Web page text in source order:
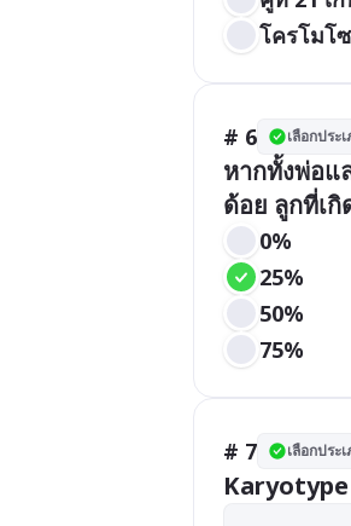
โครโมโ
# 6 เลือกประ
หากทั้งพ่อแ
ด้อย ลูกที่เ
0%
25%
50%
75%
# 7 เลือกประ
Karyotype